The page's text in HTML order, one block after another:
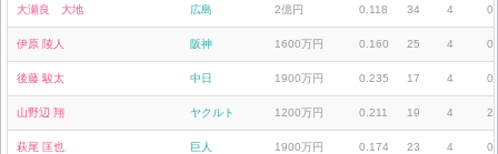
大瀬良 大地 広島 2億円 0.118 34 4 0
伊原 陵人 阪神 1600万円 0.160 25 4 0
後藤 駿太 中日 1900万円 0.235 17 4 0
山野辺 翔 ヤクルト 1200万円 0.211 19 4 2
萩尾 匡也 巨人 1900万円 0.174 23 4 0